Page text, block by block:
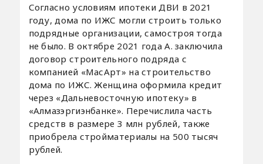
Согласно условиям ипотеки ДВИ в 2021
году, дома по ИЖС могли строить только
подрядные организации, самостроя тогда
не было. В октябре 2021 года А. заключила
договор строительного подряда с
компанией «МасАрт» на строительство
дома по ИЖС. Женщина оформила кредит
через «Дальневосточную ипотеку» в
«Алмазэргиэнбанке». Перечислила часть
средств в размере 3 млн рублей, также
приобрела стройматериалы на 500 тысяч
рублей.